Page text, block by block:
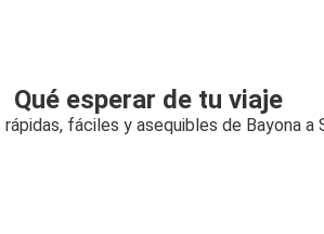
Qué esperar de tu viaje
rápidas, fáciles y asequibles de Bayona a